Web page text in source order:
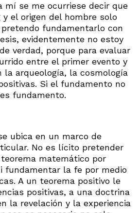
mí se me ocurriese decir que
y el origen del hombre solo
fundamentarlo con
evidentemente no estoy
verdad, porque para evaluar
entre el primer evento y
la arqueología, la cosmología
Si el fundamento no
fundamento.
ubica en un marco de
No es lícito pretender
matemático por
fundamentar la fe por medio
A un teorema positivo le
positivas, a una doctrina
la revelación y la experiencia